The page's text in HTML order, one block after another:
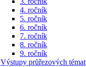
4. ročník
5. ročník
6. ročník
7. ročník
8. ročník
9. ročník
Výstupy průřezových témat